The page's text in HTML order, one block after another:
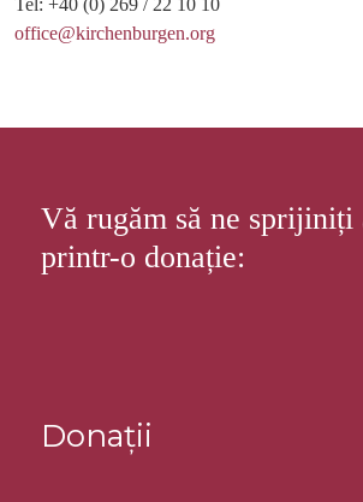
office@kirchenburgen.org
Vă rugăm să ne sprijiniți
printr-o donație:
Donații